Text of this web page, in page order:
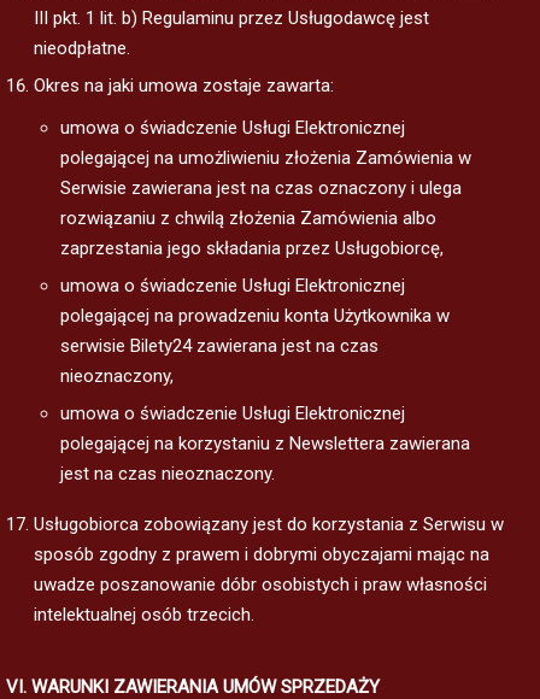
III pkt. 1 lit. b) Regulaminu przez Usługodawcę jest
nieodpłatne.
Okres na jaki umowa zostaje zawarta:
umowa o świadczenie Usługi Elektronicznej
polegającej na umożliwieniu złożenia Zamówienia w
Serwisie zawierana jest na czas oznaczony i ulega
rozwiązaniu z chwilą złożenia Zamówienia albo
zaprzestania jego składania przez Usługobiorcę,
umowa o świadczenie Usługi Elektronicznej
polegającej na prowadzeniu konta Użytkownika w
serwisie Bilety24 zawierana jest na czas
nieoznaczony,
umowa o świadczenie Usługi Elektronicznej
polegającej na korzystaniu z Newslettera zawierana
jest na czas nieoznaczony.
Usługobiorca zobowiązany jest do korzystania z Serwisu w
sposób zgodny z prawem i dobrymi obyczajami mając na
uwadze poszanowanie dóbr osobistych i praw własności
intelektualnej osób trzecich.
VI. WARUNKI ZAWIERANIA UMÓW SPRZEDAŻY